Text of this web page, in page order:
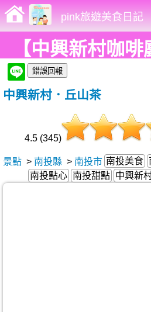
pink旅遊美食日記
【中興新村咖
中興新村文創新
空就該來杯丘之
中興新村．丘山茶
4.5 (345)
景點 > 南投縣 > 南投市 南投美食
南投點心 南投甜點 中興新